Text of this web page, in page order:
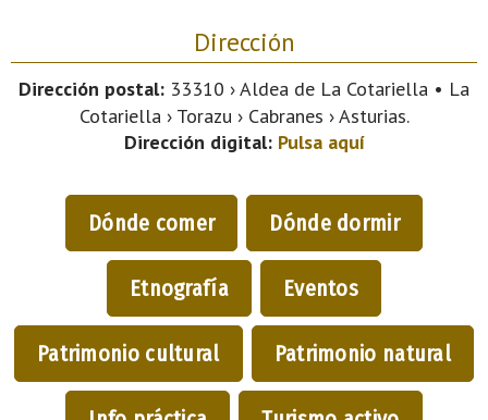
Dirección
Dirección postal: 33310 › Aldea de La Cotariella • La
Cotariella › Torazu › Cabranes › Asturias.
Dirección digital: Pulsa aquí
Dónde comer Dónde dormir
Etnografía Eventos
Patrimonio cultural Patrimonio natural